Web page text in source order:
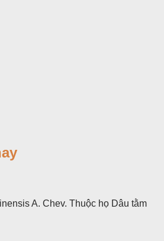
A. Chev. Thuộc họ Dâu tằm